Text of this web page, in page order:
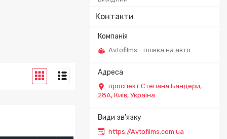
Контакти
Avtofilms - плівка на авто
проспект Степана Бандери,
28А, Київ, Україна
https://Avtofilms.com.ua